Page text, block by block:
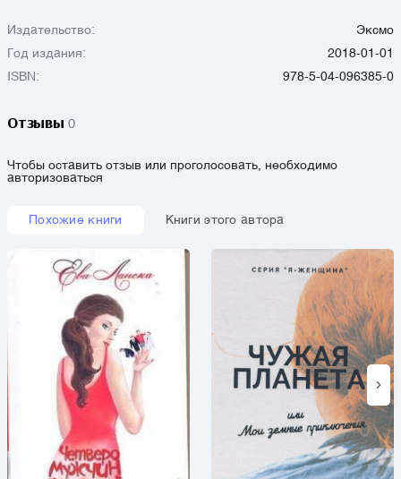
Издательство:
Эксмо
Год издания:
2018-01-01
ISBN:
978-5-04-096385-0
Отзывы 0
Чтобы оставить отзыв или проголосовать, необходимо
авторизоваться
Похожие книги Книги этого автора